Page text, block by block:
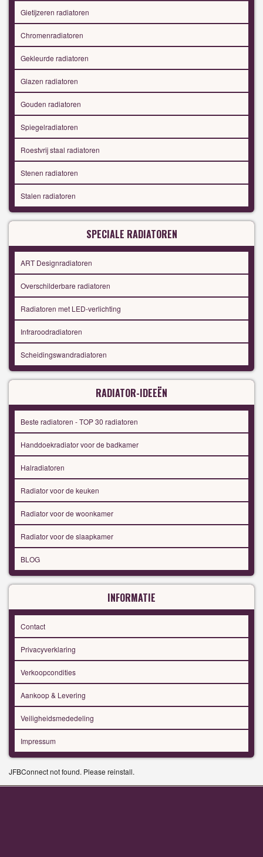
Gietijzeren radiatoren
Chromenradiatoren
Gekleurde radiatoren
Glazen radiatoren
Gouden radiatoren
Spiegelradiatoren
Roestvrij staal radiatoren
Stenen radiatoren
Stalen radiatoren
SPECIALE RADIATOREN
ART Designradiatoren
Overschilderbare radiatoren
Radiatoren met LED-verlichting
Infraroodradiatoren
Scheidingswandradiatoren
RADIATOR-IDEEËN
Beste radiatoren - TOP 30 radiatoren
Handdoekradiator voor de badkamer
Halradiatoren
Radiator voor de keuken
Radiator voor de woonkamer
Radiator voor de slaapkamer
BLOG
INFORMATIE
Contact
Privacyverklaring
Verkoopcondities
Aankoop & Levering
Veiligheidsmededeling
Impressum
JFBConnect not found. Please reinstall.